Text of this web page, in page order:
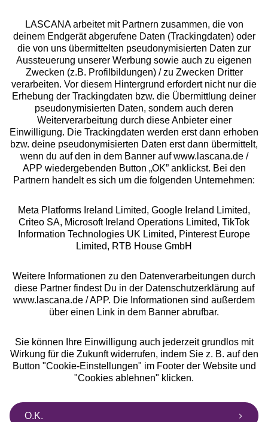
Services
Beratung
Über uns
Rechtliches
Alle Preise inkl. MwSt., zzgl.
Versandkosten
** Bonität vorausgesetzt, berechtigt zur Bonitätsprüfung
LASCANA arbeitet mit Partnern zusammen, die von
deinem Endgerät abgerufene Daten (Trackingdaten) oder
die von uns übermittelten pseudonymisierten Daten zur
Aussteuerung unserer Werbung sowie auch zu eigenen
Zwecken (z.B. Profilbildungen) / zu Zwecken Dritter
verarbeiten. Vor diesem Hintergrund erfordert nicht nur die
Erhebung der Trackingdaten bzw. die Übermittlung deiner
pseudonymisierten Daten, sondern auch deren
Weiterverarbeitung durch diese Anbieter einer
Einwilligung. Die Trackingdaten werden erst dann erhoben
bzw. deine pseudonymisierten Daten erst dann übermittelt,
wenn du auf den in dem Banner auf www.lascana.de /
APP wiedergebenden Button „OK” anklickst. Bei den
Partnern handelt es sich um die folgenden Unternehmen:
Meta Platforms Ireland Limited, Google Ireland Limited,
Criteo SA, Microsoft Ireland Operations Limited, TikTok
Information Technologies UK Limited, Pinterest Europe
Limited, RTB House GmbH
Weitere Informationen zu den Datenverarbeitungen durch
diese Partner findest Du in der Datenschutzerklärung auf
www.lascana.de / APP. Die Informationen sind außerdem
über einen Link in dem Banner abrufbar.
Sie können Ihre Einwilligung auch jederzeit grundlos mit
Wirkung für die Zukunft widerrufen, indem Sie z. B. auf den
Button "Cookie-Einstellungen" im Footer der Website und
"Cookies ablehnen" klicken.
O.K.